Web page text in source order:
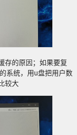
存的原因；如果要复
系统，用u盘把用户数
较大